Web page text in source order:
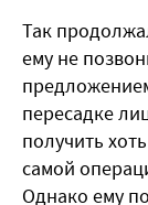
Так
ему не
пересадке
получить
самой
Однако ему